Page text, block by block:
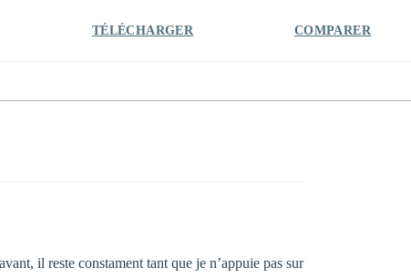
TÉLÉCHARGER COMPARER
il reste constament tant que je n’appuie pas sur